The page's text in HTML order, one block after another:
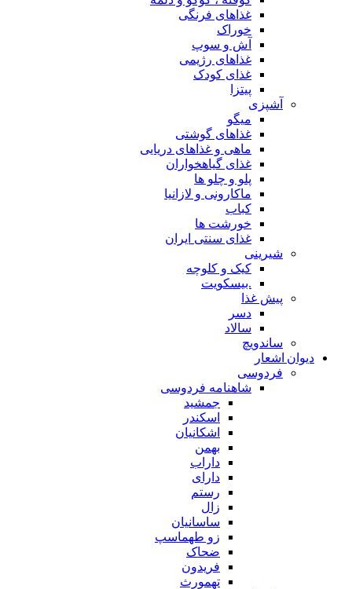
غذاهای فرنگی
خوراک
آش و سوپ
غذاهای رژیمی
غذای کودک
پیتزا
آشپزی
میگو
غذاهای گوشتی
ماهی و غذاهای دریایی
غذای گیاهخواران
پلو و چلو ها
ماکارونی و لازانیا
کباب
خورشت ها
غذای سنتی ایران
شیرینی
کیک و کلوچه
.بیسکویت
پیش غذا
دسر
سالاد
ساندویچ
دیوان اشعار
فردوسی
شاهنامه فردوسی
جمشید
اسکندر
اشکانیان
بهمن
داراب
دارای
رستم
زال
ساسانیان
زو طهماسپ‏
ضحاک
فریدون
تهمورث